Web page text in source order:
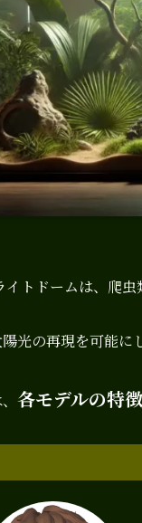
イトドームは、爬虫
光の再現を可能に
各モデルの特